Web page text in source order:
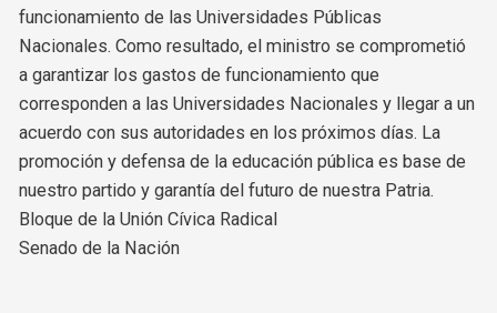
funcionamiento de las Universidades Públicas
Nacionales. Como resultado, el ministro se comprometió
a garantizar los gastos de funcionamiento que
corresponden a las Universidades Nacionales y llegar a un
acuerdo con sus autoridades en los próximos días. La
promoción y defensa de la educación pública es base de
nuestro partido y garantía del futuro de nuestra Patria.
Bloque de la Unión Cívica Radical
Senado de la Nación